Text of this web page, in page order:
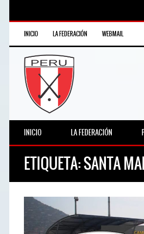
INICIO LA FEDERACIÓN WEBMAIL
INICIO LA FEDERACIÓN
ETIQUETA:SANTA